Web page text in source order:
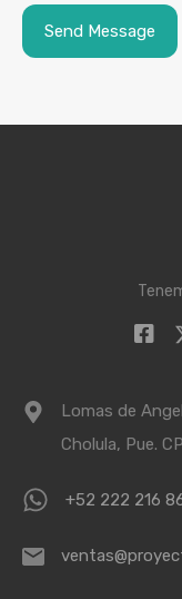
Lomas de
Cholula, Pue.
+52 222 216